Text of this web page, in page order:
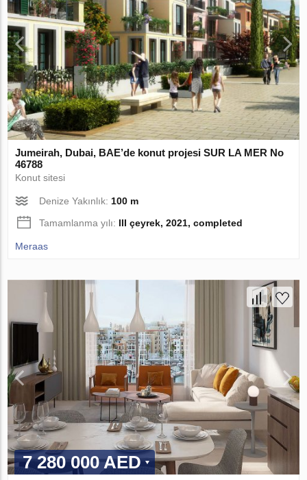
Jumeirah, Dubai, BAE’de konut projesi SUR LA MER No
46788
Konut sitesi
Denize Yakınlık:100 m
Tamamlanma yılı: III çeyrek, 2021, completed
Meraas
7 280 000 AED